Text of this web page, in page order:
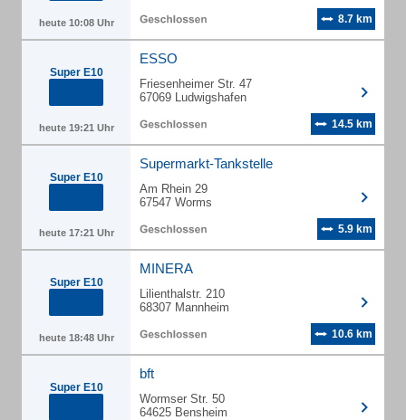
heute 10:08 Uhr 8.7 km
Super E10
heute 19:21 Uhr
ESSO
Friesenheimer Str. 47
67069 Ludwigshafen
14.5 km
Super E10
heute 17:21 Uhr
Supermarkt-Tankstelle
Am Rhein 29
67547 Worms
5.9 km
Super E10
heute 18:48 Uhr
MINERA
Lilienthalstr. 210
68307 Mannheim
10.6 km
Super E10
bft
Wormser Str. 50
64625 Bensheim